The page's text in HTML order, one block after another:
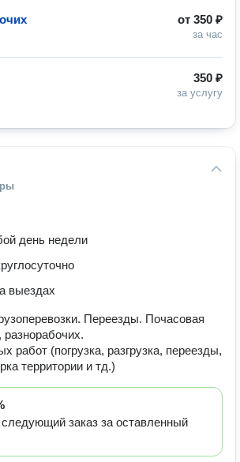
от 350 ₽
за час
350 ₽
за услугу
день недели
выездах
Переезды. Почасовая
разнорабочих.
работ (погрузка, разгрузка, переезды,
территории и тд.)
заказ за оставленный